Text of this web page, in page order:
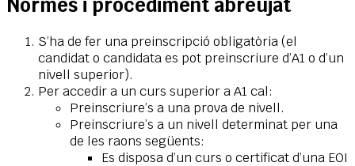
Normes i procediment abreujat
S’ha de fer una preinscripció obligatòria (el
candidat o candidata es pot preinscriure d’A1 o d’un
nivell superior).
Per accedir a un curs superior a A1 cal:
Preinscriure’s a una prova de nivell.
Preinscriure’s a un nivell determinat per una
de les raons següents:
Es disposa d’un curs o certificat d’una EOI